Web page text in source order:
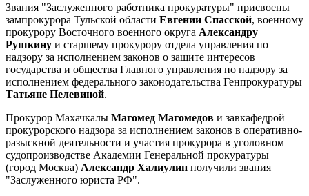
Звания "Заслуженного работника прокуратуры" присвоены
зампрокурора Тульской области Евгении Спасской, военному
прокурору Восточного военного округа Александру
Рушкину и старшему прокурору отдела управления по
надзору за исполнением законов о защите интересов
государства и общества Главного управления по надзору за
исполнением федерального законодательства Генпрокуратуры
Татьяне Пелевиной.
Прокурор Махачкалы Магомед Магомедов и завкафедрой
прокурорского надзора за исполнением законов в оперативно-
разыскной деятельности и участия прокурора в уголовном
судопроизводстве Академии Генеральной прокуратуры
(город Москва) Александр Халиулин получили звания
"Заслуженного юриста РФ".